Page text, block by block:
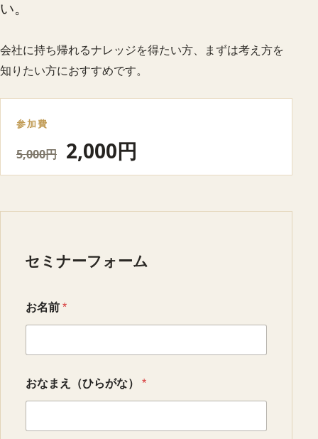
い。
会社に持ち帰れるナレッジを得たい方、まずは考え方を
知りたい方におすすめです。
参加費
5,000円 2,000円
セミナーフォーム
お名前 *
おなまえ（ひらがな） *